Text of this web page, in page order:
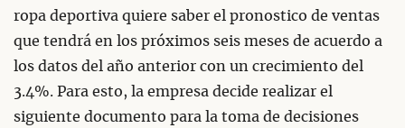
ropa deportiva quiere saber el pronostico de ventas
que tendrá en los próximos seis meses de acuerdo a
los datos del año anterior con un crecimiento del
3.4%. Para esto, la empresa decide realizar el
siguiente documento para la toma de decisiones